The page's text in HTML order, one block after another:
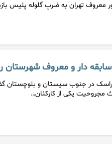
معروف تهران به ضربِ گلوله پلیس
دار و معروف شهرستان
راسک در جنوب سیستان و بلوچستان
مجروحیت یکی از کارکنان…